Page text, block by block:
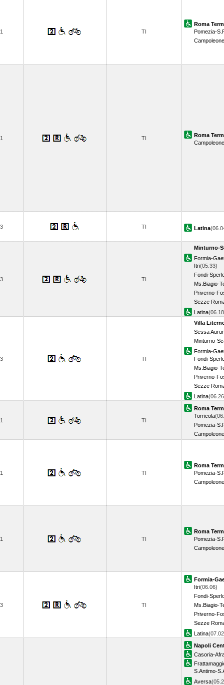
1 TI
Roma
Pomezia-
Campoleone
1 TI
Roma
Campoleone
3 TI Latina
3 TI
Minturno-
Formia-
Itri(05.33)
Fondi-
Ms.Biagio-
Priverno-
Sezze
Latina
3 TI
Villa
Sessa
Minturno-
Formia-
Fondi-
Ms.Biagio-
Priverno-
Sezze
Latina
1 TI
Roma
Torricola
Pomezia-
Campoleone
1 TI
Roma
Pomezia-
Campoleone
1 TI
Roma
Pomezia-
Campoleone
3 TI
Formia-
Itri(06.06)
Fondi-
Ms.Biagio-
Priverno-
Sezze
Latina
Napoli
Casoria-
S.Antimo-
Aversa